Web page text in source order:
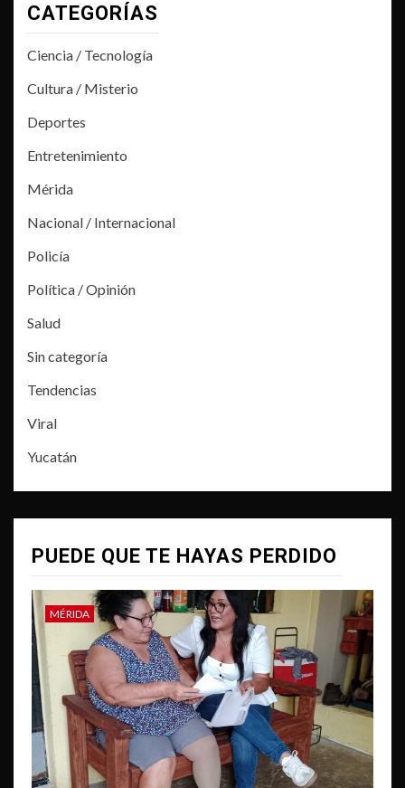
CATEGORÍAS
Ciencia / Tecnología
Cultura / Misterio
Deportes
Entretenimiento
Mérida
Nacional / Internacional
Policía
Política / Opinión
Salud
Sin categoría
Tendencias
Viral
Yucatán
PUEDE QUE TE HAYAS PERDIDO
MÉRIDA